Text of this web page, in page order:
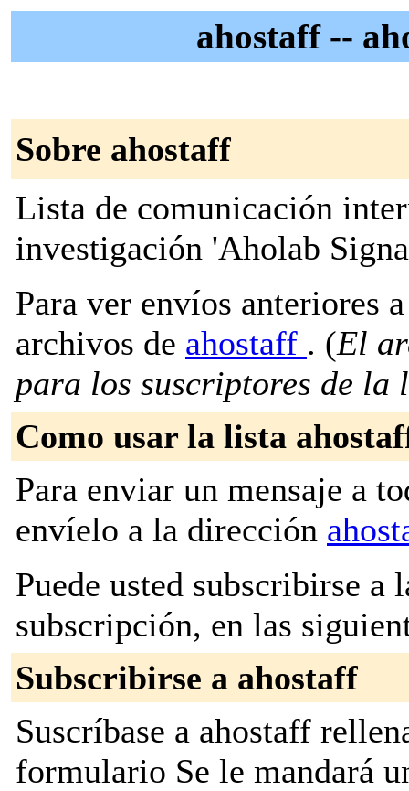
ahostaff --
Sobre ahostaff
Lista de comunicación
investigación 'Aholab
Para ver envíos anteriores
archivos de ahostaff . (El
para los suscriptores de la
Como usar la lista
Para enviar un mensaje a
envíelo a la dirección
Puede usted subscribirse a
subscripción, en las
Subscribirse a ahostaff
Suscríbase a ahostaff
formulario Se le mandará